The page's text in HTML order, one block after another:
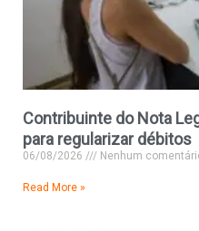
Contribuinte do Nota
para regularizar débitos
06/08/2026 Nenhum
Read More »